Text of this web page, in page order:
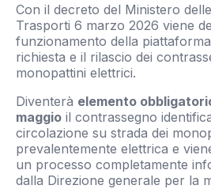
Con il decreto del Ministero
Trasporti 6 marzo 2026 viene
funzionamento della
richiesta e il rilascio dei
monopattini elettrici.
Diventerà elemento
maggio il contrassegno
circolazione su strada dei
prevalentemente elettrica e
un processo completamente
dalla Direzione generale per la